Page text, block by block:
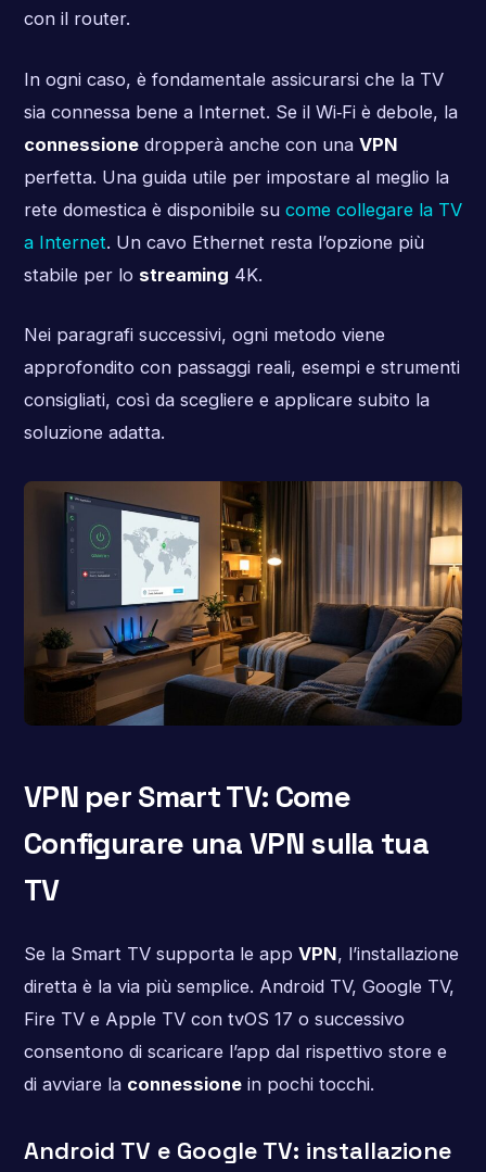
con il router.
In ogni caso, è fondamentale assicurarsi che la TV
sia connessa bene a Internet. Se il Wi‑Fi è debole, la
connessionedropperà anche con una VPN
perfetta. Una guida utile per impostare al meglio la
rete domestica è disponibile su come collegare la TV
a Internet. Un cavo Ethernet resta l’opzione più
stabile per lo streaming 4K.
Nei paragrafi successivi, ogni metodo viene
approfondito con passaggi reali, esempi e strumenti
consigliati, così da scegliere e applicare subito la
soluzione adatta.
VPN per Smart TV: Come
Configurare una VPN sulla tua
TV
Se la Smart TV supporta le app VPN, l’installazione
diretta è la via più semplice. Android TV, Google TV,
Fire TV e Apple TV con tvOS 17 o successivo
consentono di scaricare l’app dal rispettivo store e
di avviare la connessionein pochi tocchi.
Android TV e Google TV: installazione